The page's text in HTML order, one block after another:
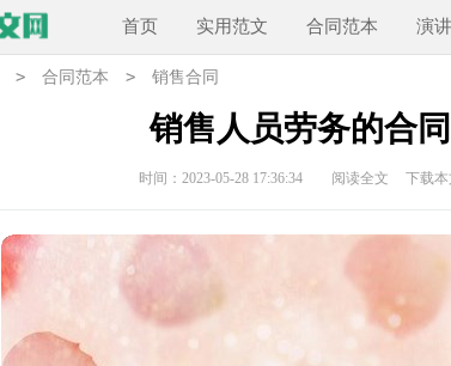
首页 实用范文 合同范本 演
> 合同范本 > 销售合同
销售人员劳务的合同
时间：2023-05-28 17:36:34 阅读全文 下载本